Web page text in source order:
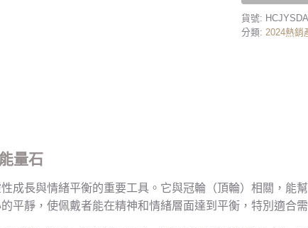
貨號:
分類: 2024熱銷
量石
成長與情緒平衡的重要工具。它與冠輪（頂輪）相關，能
平靜，使佩戴者能在精神和情緒層面達到平衡，特別適合